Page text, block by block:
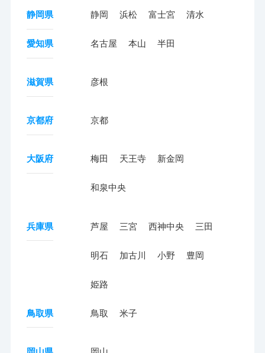
静岡県 静岡 浜松 富士宮 清水
愛知県 名古屋 本山 半田
滋賀県 彦根
京都府 京都
大阪府 梅田 天王寺 新金岡
和泉中央
兵庫県 芦屋 三宮 西神中央 三田
明石 加古川 小野 豊岡
姫路
鳥取県 鳥取 米子